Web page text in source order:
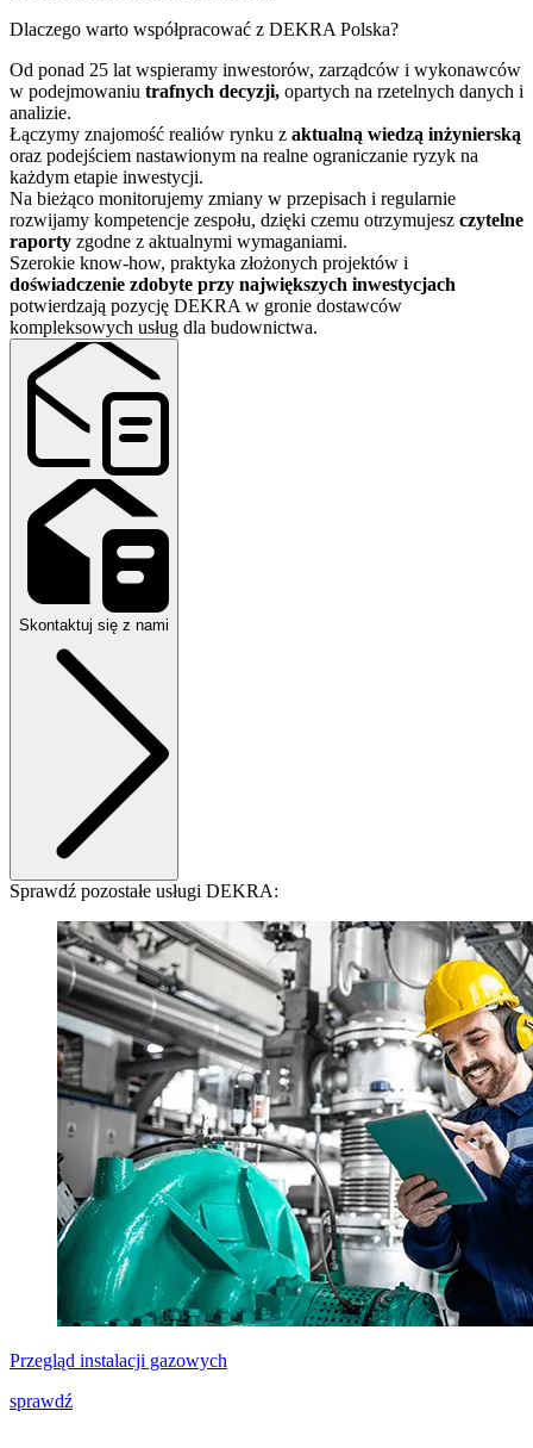
Dlaczego warto współpracować z DEKRA Polska?
Od ponad 25 lat wspieramy inwestorów, zarządców i wykonawców
w podejmowaniu trafnych decyzji, opartych na rzetelnych danych i
analizie.
Łączymy znajomość realiów rynku z aktualną wiedzą inżynierską
oraz podejściem nastawionym na realne ograniczanie ryzyk na
każdym etapie inwestycji.
Na bieżąco monitorujemy zmiany w przepisach i regularnie
rozwijamy kompetencje zespołu, dzięki czemu otrzymujesz czytelne
raporty zgodne z aktualnymi wymaganiami.
Szerokie know-how, praktyka złożonych projektów i
doświadczenie zdobyte przy największych inwestycjach
potwierdzają pozycję DEKRA w gronie dostawców
kompleksowych usług dla budownictwa.
Skontaktuj się z nami
Sprawdź pozostałe usługi DEKRA:
Przegląd instalacji gazowych
sprawdź